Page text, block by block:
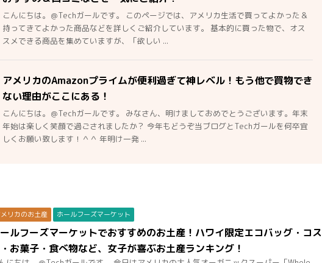
こんにちは。＠Techガールです。 このページでは、アメリカ生活で買ってよかった＆
持ってきてよかった商品などを詳しくご紹介しています。 基本的に買った物で、オス
スメできる商品を集めていますが、「欲しい ...
アメリカのAmazonプライムが便利過ぎて神レベル！もう他で買物でき
ない理由がここにある！
こんにちは。＠Techガールです。 みなさん、明けましておめでとうございます。年末
年始は楽しく笑顔で過ごされましたか？ 今年もどうぞ当ブログとTechガールを何卒宜
しくお願い致します！＾＾ 年明け一発 ...
リカのお土産 ホールフーズマーケット
ルフーズマーケットでおすすめのお土産！ハワイ限定エコバッグ・コス
お菓子・食べ物など、女子が喜ぶお土産ランキング！